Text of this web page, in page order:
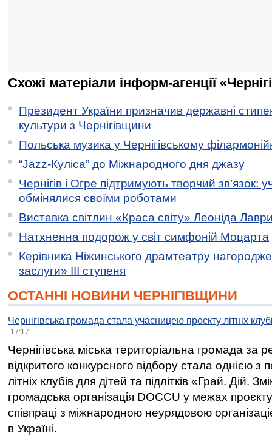
Схожі матеріали інформ-агенції
Президент України призначив державні
культури з Чернігівщини
Польська музика у Чернігівському
“Jazz-Куліса” до Міжнародного дня джазу
Чернігів і Огре підтримують творчий зв’язок:
обмінялися своїми роботами
Виставка світлин «Краса світу» Леоніда
Натхненна подорож у світ симфоній Моцарта
Керівника Ніжинського драмтеатру
заслуги» ІІІ ступеня
ОСТАННІ НОВИНИ ЧЕРНІГІВЩИНИ
Чернігівська громада стала учасницею проєкту літніх
17:17
Чернігівська міська територіальна громада за
відкритого конкурсного відбору стала однією
літніх клубів для дітей та підлітків «Грай. Дій.
громадська організація DOCCU у межах
співпраці з міжнародною неурядовою
в Україні.